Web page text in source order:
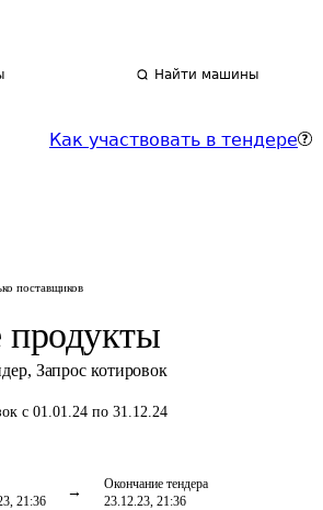
Найти машины
Как участвовать в тендере
поставщиков
, Запрос котировок
с 01.01.24 по 31.12.24
21:36
Окончание тендера
23.12.23, 21:36